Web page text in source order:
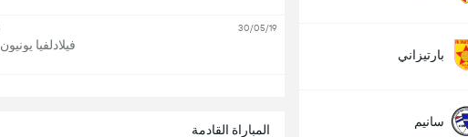
بارتيزاني
سانيم
المباراة القادمة
فيلادلفيا يونيون
30/05/19